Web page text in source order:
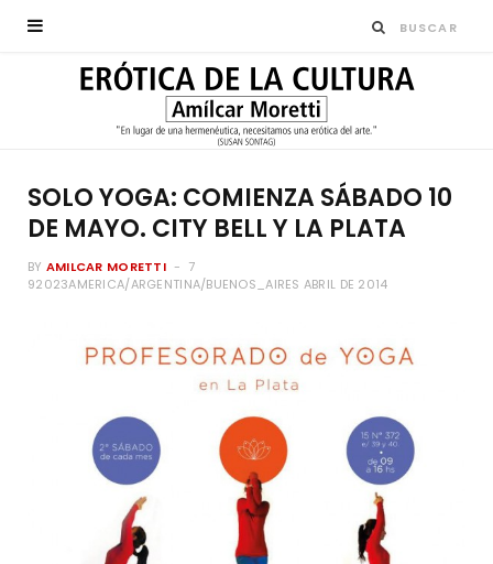
SOLO YOGA: COMIENZA SÁBADO 10
DE MAYO. CITY BELL Y LA PLATA
BY AMILCAR MORETTI
7
92023AMERICA/ARGENTINA/BUENOS_AIRES ABRIL DE 2014